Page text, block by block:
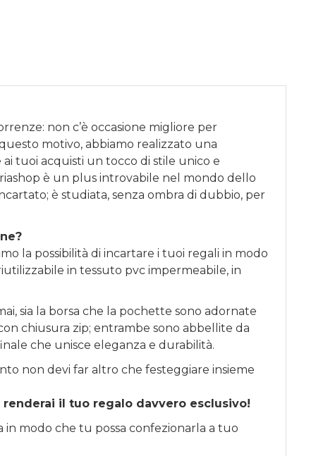
non c’è occasione migliore per
motivo, abbiamo realizzato una
tuoi acquisti un tocco di stile unico e
è un plus introvabile nel mondo dello
è studiata, senza ombra di dubbio, per
la possibilità di incartare i tuoi regali in modo
in tessuto pvc impermeabile, in
sia la borsa che la pochette sono adornate
chiusura zip; entrambe sono abbellite da
che unisce eleganza e durabilità.
non devi far altro che festeggiare insieme
il tuo regalo davvero esclusivo!
in modo che tu possa confezionarla a tuo